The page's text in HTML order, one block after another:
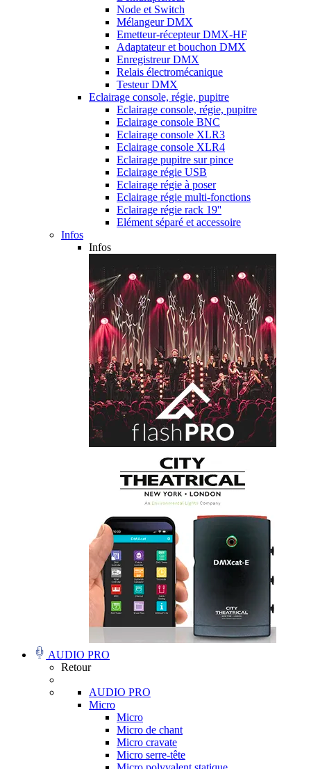
Node et Switch
Mélangeur DMX
Emetteur-récepteur DMX-HF
Adaptateur et bouchon DMX
Enregistreur DMX
Relais électromécanique
Testeur DMX
Eclairage console, régie, pupitre
Eclairage console, régie, pupitre
Eclairage console BNC
Eclairage console XLR3
Eclairage console XLR4
Eclairage pupitre sur pince
Eclairage régie USB
Eclairage régie à poser
Eclairage régie multi-fonctions
Eclairage régie rack 19''
Elément séparé et accessoire
Infos
Infos
AUDIO PRO
Retour
AUDIO PRO
Micro
Micro
Micro de chant
Micro cravate
Micro serre-tête